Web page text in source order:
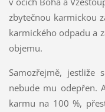
zbytečnou karmickou
karmického odpadu a
objemu.
Samozřejmě, jestliže
nebude mu odepřen.
karmu na 100 %,